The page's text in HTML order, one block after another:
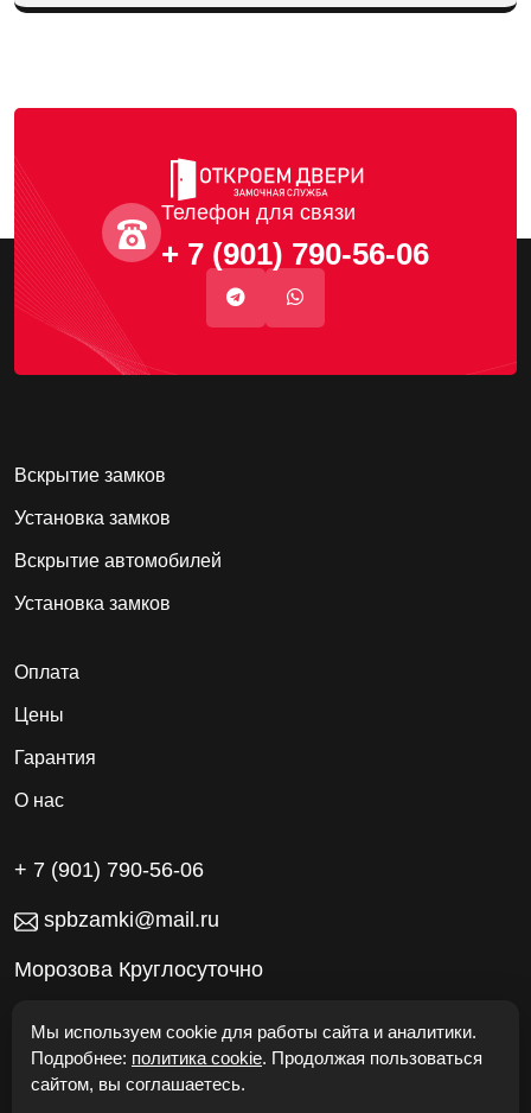
Телефон для связи
+ 7 (901) 790-56-06
Вскрытие замков
Установка замков
Вскрытие автомобилей
Установка замков
Оплата
Цены
Гарантия
О нас
+ 7 (901) 790-56-06
spbzamki@mail.ru
Морозова Круглосуточно
Работаем без выходных
Мы используем cookie для работы сайта и аналитики.
Подробнее: политика cookie. Продолжая пользоваться
сайтом, вы соглашаетесь.